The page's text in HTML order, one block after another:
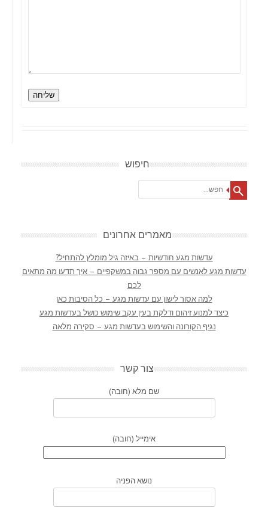
שליחה
חיפוש
מאמרים אחרונים
עדשות מגע חודשיות – באיזה גיל מומלץ להתחיל?
עדשות מגע לאנשים עם מספר גבוה במשקפיים – איך תדעו מה מתאים
לכם
למה אסור לישון עם עדשות מגע – כל הסיבות כאן
כיצד למנוע זיהום ודלקת בעין עקב שימוש כושל בעדשות מגע
נגיף הקורונה והשימוש בעדשות מגע – סקירה מלאה
צור קשר
שם מלא (חובה)
אימייל (חובה)
נושא הפניה